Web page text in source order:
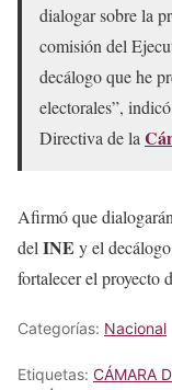
dialogar sobre la
comisión del
decálogo que he
electorales”,
Directiva de la
Afirmó que
del INE y el
fortalecer el proyecto
Categorías: Nacional
Etiquetas: CÁMARA